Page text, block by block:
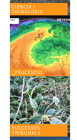
CIÈNCIA I
TECNOLOGIA
_PSUCESOS1
SUCCESSOS -
TRIBUNALS